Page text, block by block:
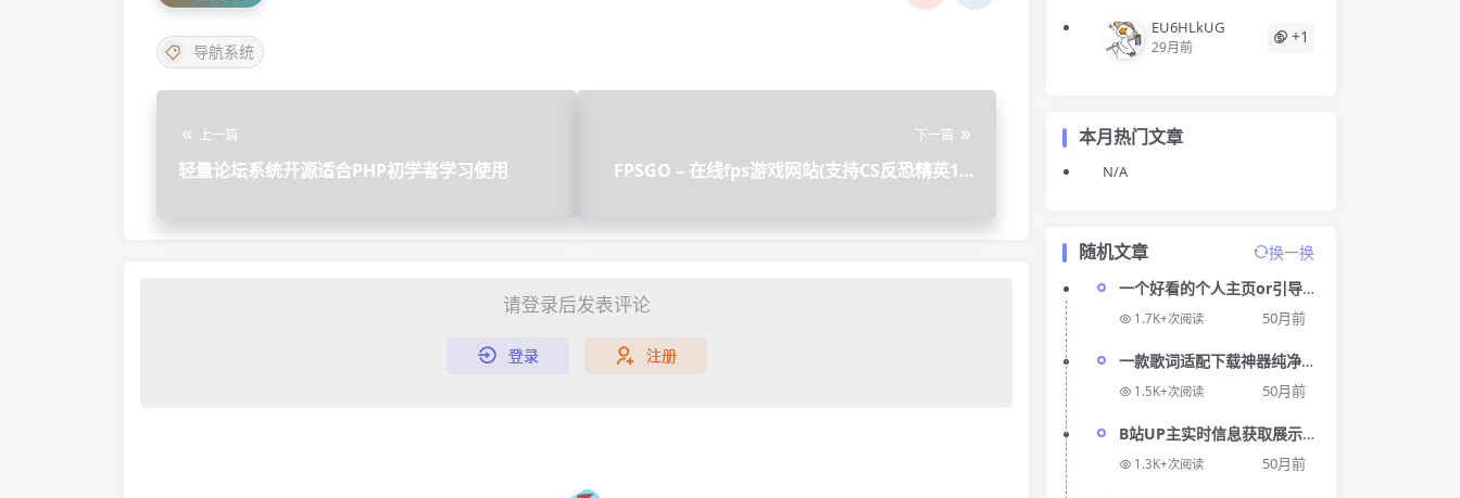
导航系统
上一篇
轻量论坛系统开源适合PHP初学者学习使用
下一篇
FPSGO – 在线fps游戏网站(支持CS反恐精英1.6
请登录后发表评论
登录 注册
EU6HLkUG
29月前
+1
本月热门文章
N/A
随机文章
换一换
一个好看的个人主页or引导
页 1.7K+次阅读 50月前
一款歌词适配下载神器纯净
版 1.5K+次阅读 50月前
B站UP主实时信息获取展示
php源码
1.3K+次阅读 50月前